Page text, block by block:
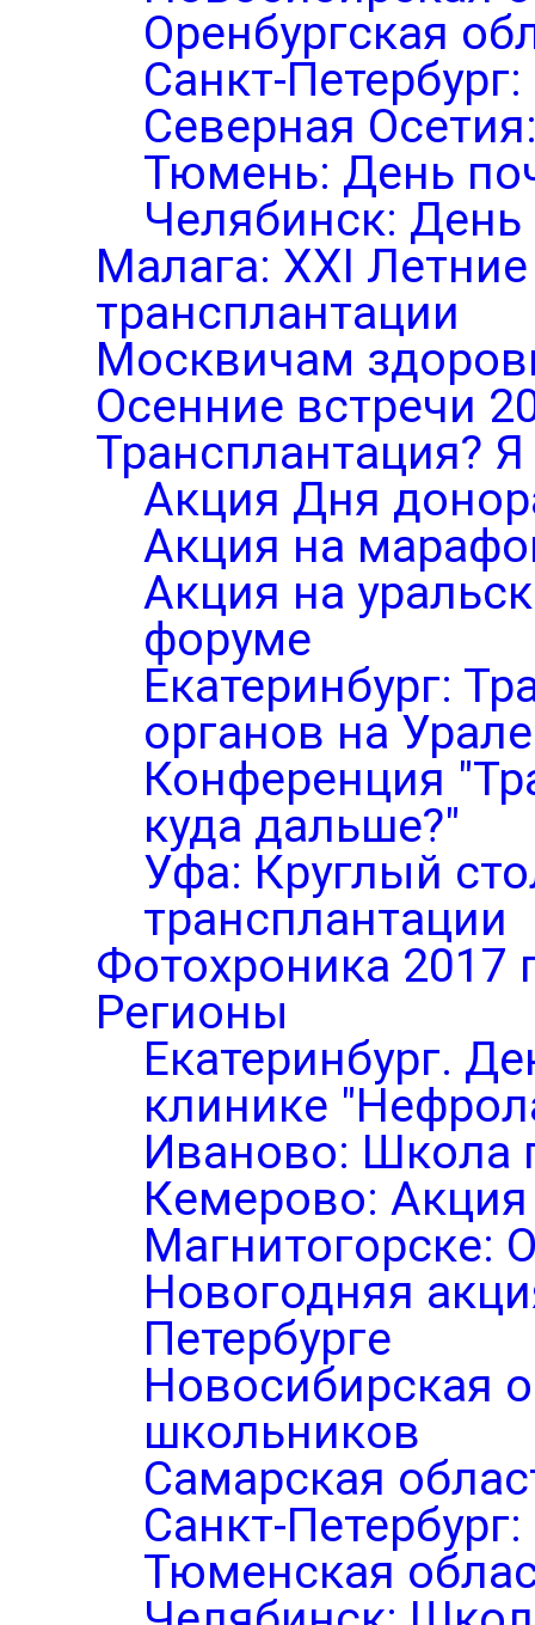
Оренбургская
Санкт-
Северная
Тюмень: День
Челябинск: День
Малага: XXI
трансплантации
Москвичам
Осенние встречи
Трансплантация?
Акция Дня
Акция на
Акция на
форуме
Екатеринбург:
органов на Урале
Конференция
куда дальше?"
Уфа: Круглый
трансплантации
Фотохроника 2017
Регионы
Екатеринбург.
клинике
Иваново: Школа
Кемерово:
Магнитогорске:
Новогодняя
Петербурге
Новосибирская
школьников
Самарская
Санкт-
Тюменская